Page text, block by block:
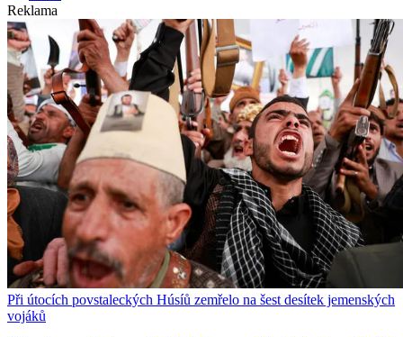
Reklama
Při útocích povstaleckých Húsíů zemřelo na šest desítek jemenských
vojáků